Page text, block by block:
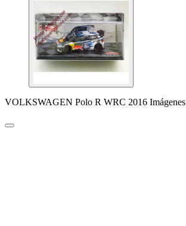
VOLKSWAGEN Polo R WRC 2016 Imágenes